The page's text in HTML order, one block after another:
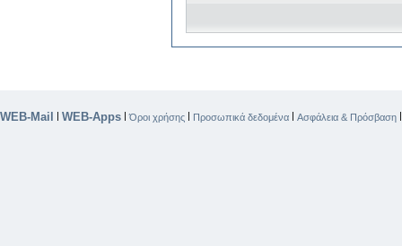
WEB-Mail | WEB-Apps |Όροι χρήσης | Προσωπικά δεδομένα | Ασφάλεια & Πρόσβαση